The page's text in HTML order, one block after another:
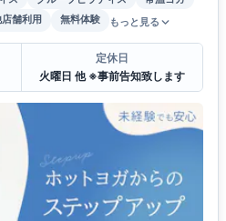
舗利用 無料体験 もっと見る
定休日
火曜日 他 ※事前告知致します